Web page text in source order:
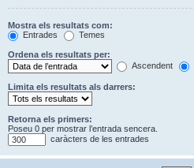
Mostra els resultats com:
Entrades
Temes
Ordena els resultats per:
Ascendent
Limita els resultats als darrers:
Retorna els primers:
Poseu 0 per mostrar l’entrada sencera.
caràcters de les entrades